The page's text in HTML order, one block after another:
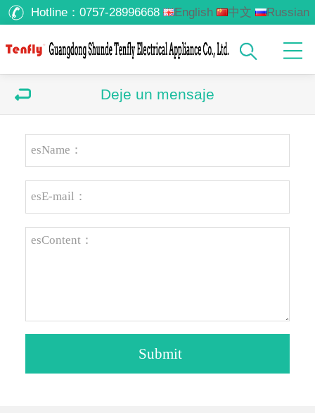
Hotline： 0757-28996668 English 中文
Russian
Deje un mensaje